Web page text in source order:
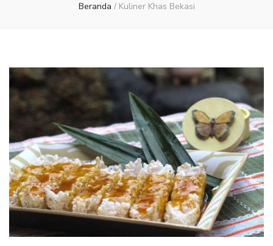
Beranda / Kuliner Khas Bekasi